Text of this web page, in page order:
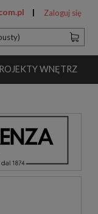
Zaloguj się
WNĘTRZ